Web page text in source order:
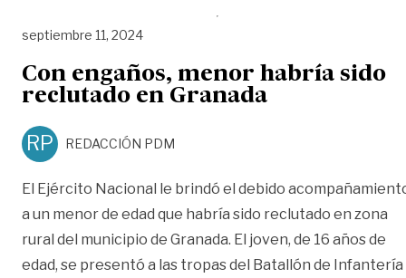
septiembre 11, 2024
Con engaños, menor habría sido
reclutado en Granada
RP REDACCIÓN PDM
El Ejército Nacional le brindó el debido
a un menor de edad que habría sido reclutado en zona
rural del municipio de Granada. El joven, de 16 años de
edad, se presentó a las tropas del Batallón de Infantería